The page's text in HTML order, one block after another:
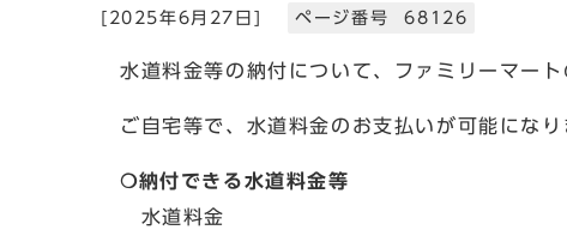
2025年6月27日 ページ番号 68126
水道料金等の納付について、ファミリーマー
ご自宅等で、水道料金のお支払いが可能にな
❍納付できる水道料金等
水道料金